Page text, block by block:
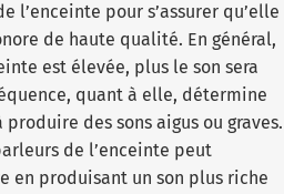
l’enceinte pour s’assurer qu’elle
de haute qualité. En général,
est élevée, plus le son sera
quant à elle, détermine
des sons aigus ou graves.
de l’enceinte peut
en produisant un son plus riche